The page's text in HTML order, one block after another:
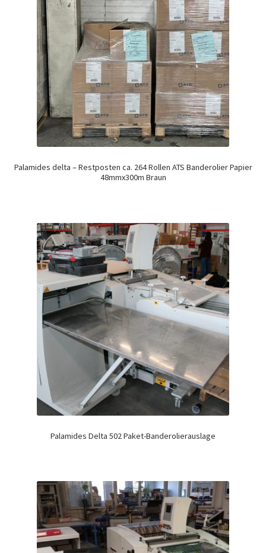
Palamides delta – Restposten ca. 264 Rollen ATS Banderolier Papier
48mmx300m Braun
Palamides Delta 502 Paket-Banderolierauslage